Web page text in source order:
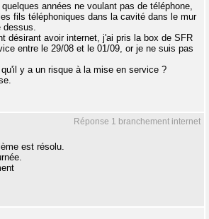
années ne voulant pas de téléphone,
fils téléphoniques dans la cavité dans le mur
dessus.
désirant avoir internet, j'ai pris la box de SFR
entre le 29/08 et le 01/09, or je ne suis pas
y a un risque à la mise en service ?
Réponse 1 branchement internet
est résolu.